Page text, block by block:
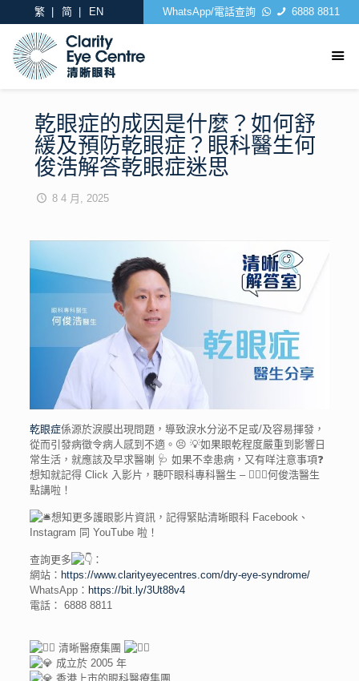
繁 简 EN WhatsApp/電話查詢 6888 8811
乾眼症的成因是什麼？如何舒
緩及預防乾眼症？眼科醫生何
俊浩解答乾眼症迷思
8 4 月, 2025
乾眼症係源於淚膜出現問題，導致淚水分泌不足或/及容易揮發，
從而引發病徵令病人感到不適。😣 💡如果眼乾程度嚴重到影響日
常生活，就應該及早求醫喇 🩺 如果不幸患病，又有咩注意事項❓
想知就記得 Click 入影片，聽吓眼科專科醫生 – 👨🏻‍⚕️何俊浩醫生
點講啦！
想知更多護眼影片資訊，記得緊貼清晰眼科 Facebook、
Instagram 同 YouTube 啦！
查詢更多
：
網站： https://www.clarityeyecentres.com/dry-eye-syndrome/
WhatsApp： https://bit.ly/3Ut88v4
電話： 6888 8811
清晰醫療集團
成立於 2005 年
香港上市的眼科醫療集團